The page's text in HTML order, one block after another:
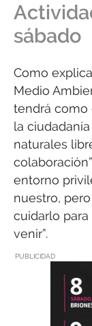
sábado
Como
Medio
tendrá como
la
naturales
entorno
nuestro,
cuidarlo
venir”.
PUBLICIDAD